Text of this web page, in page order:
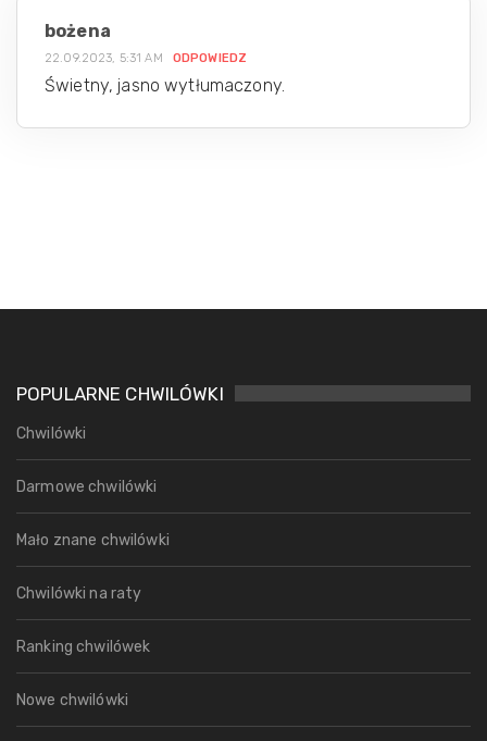
bożena
22.09.2023, 5:31 AM ODPOWIEDZ
Świetny, jasno wytłumaczony.
POPULARNE CHWILÓWKI
Chwilówki
Darmowe chwilówki
Mało znane chwilówki
Chwilówki na raty
Ranking chwilówek
Nowe chwilówki